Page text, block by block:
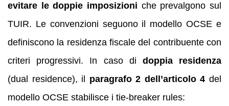
evitare le doppie imposizioni che prevalgono sul
TUIR. Le convenzioni seguono il modello OCSE e
definiscono la residenza fiscale del contribuente con
criteri progressivi. In caso di doppia residenza
(dual residence), il paragrafo 2 dell’articolo 4 del
modello OCSE stabilisce i tie‑breaker rules: